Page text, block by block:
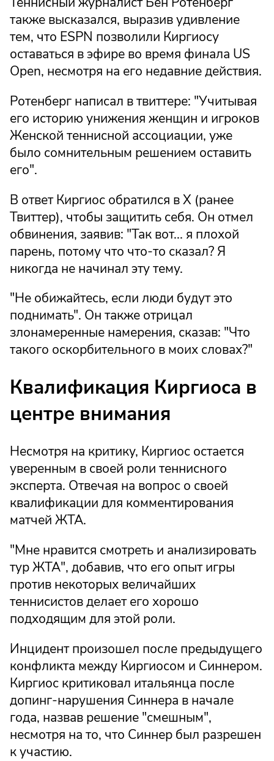
также высказался, выразив удивление
тем, что ESPN позволили Киргиосу
оставаться в эфире во время финала US
Open, несмотря на его недавние действия.
Ротенберг написал в твиттере: "Учитывая
его историю унижения женщин и игроков
Женской теннисной ассоциации, уже
было сомнительным решением оставить
его".
В ответ Киргиос обратился в Х (ранее
Твиттер), чтобы защитить себя. Он отмел
обвинения, заявив: "Так вот... я плохой
парень, потому что что-то сказал? Я
никогда не начинал эту тему.
"Не обижайтесь, если люди будут это
поднимать". Он также отрицал
злонамеренные намерения, сказав: "Что
такого оскорбительного в моих словах?"
Квалификация Киргиоса в
центре внимания
Несмотря на критику, Киргиос остается
уверенным в своей роли теннисного
эксперта. Отвечая на вопрос о своей
квалификации для комментирования
матчей ЖТА.
"Мне нравится смотреть и анализировать
тур ЖТА", добавив, что его опыт игры
против некоторых величайших
теннисистов делает его хорошо
подходящим для этой роли.
Инцидент произошел после предыдущего
конфликта между Киргиосом и Синнером.
Киргиос критиковал итальянца после
допинг-нарушения Синнера в начале
года, назвав решение "смешным",
несмотря на то, что Синнер был разрешен
к участию.